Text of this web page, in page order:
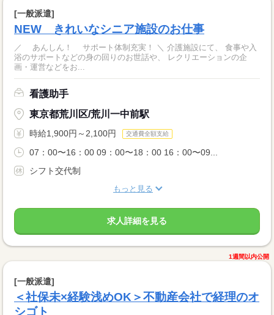
[一般派遣]
NEW きれいなシニア施設のお仕事
／ あんしん！ サポート体制充実！ ＼ 介護施設にて、 食事や入
浴のサポートなどの身の回りのお世話や、 レクリエーションの企
画・運営などをお...
看護助手
東京都荒川区/荒川一中前駅
時給1,900円～2,100円 交通費全額支給
07：00〜16：00 09：00〜18：00 16：00〜09...
シフト交代制
もっと見る
求人詳細を見る
1週間以内公開
[一般派遣]
＜社保未×経験浅めOK＞不動産会社で経理のオ
シゴト